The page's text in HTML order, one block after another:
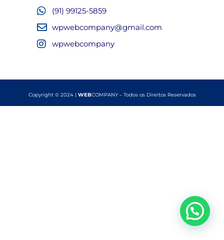
(91) 99125-5859
wpwebcompany@gmail.com
wpwebcompany
Copyright © 2024 | WEBCOMPANY – Todos os Direitos Reservados